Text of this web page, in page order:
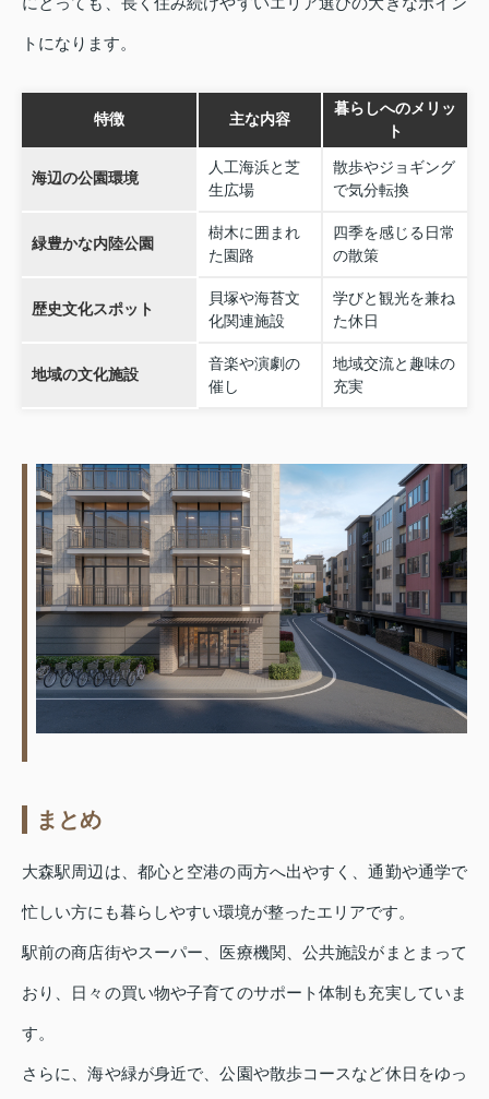
トになります。
特徴 主な内容
暮らしへのメリッ
ト
海辺の公園環境
人工海浜と芝
生広場
散歩やジョギング
で気分転換
緑豊かな内陸公園
樹木に囲まれ
た園路
四季を感じる日常
の散策
歴史文化スポット
貝塚や海苔文
化関連施設
学びと観光を兼ね
た休日
地域の文化施設
音楽や演劇の
催し
地域交流と趣味の
充実
まとめ
大森駅周辺は、都心と空港の両方へ出やすく、通勤や通学で
忙しい方にも暮らしやすい環境が整ったエリアです。
駅前の商店街やスーパー、医療機関、公共施設がまとまって
おり、日々の買い物や子育てのサポート体制も充実していま
す。
さらに、海や緑が身近で、公園や散歩コースなど休日をゆっ